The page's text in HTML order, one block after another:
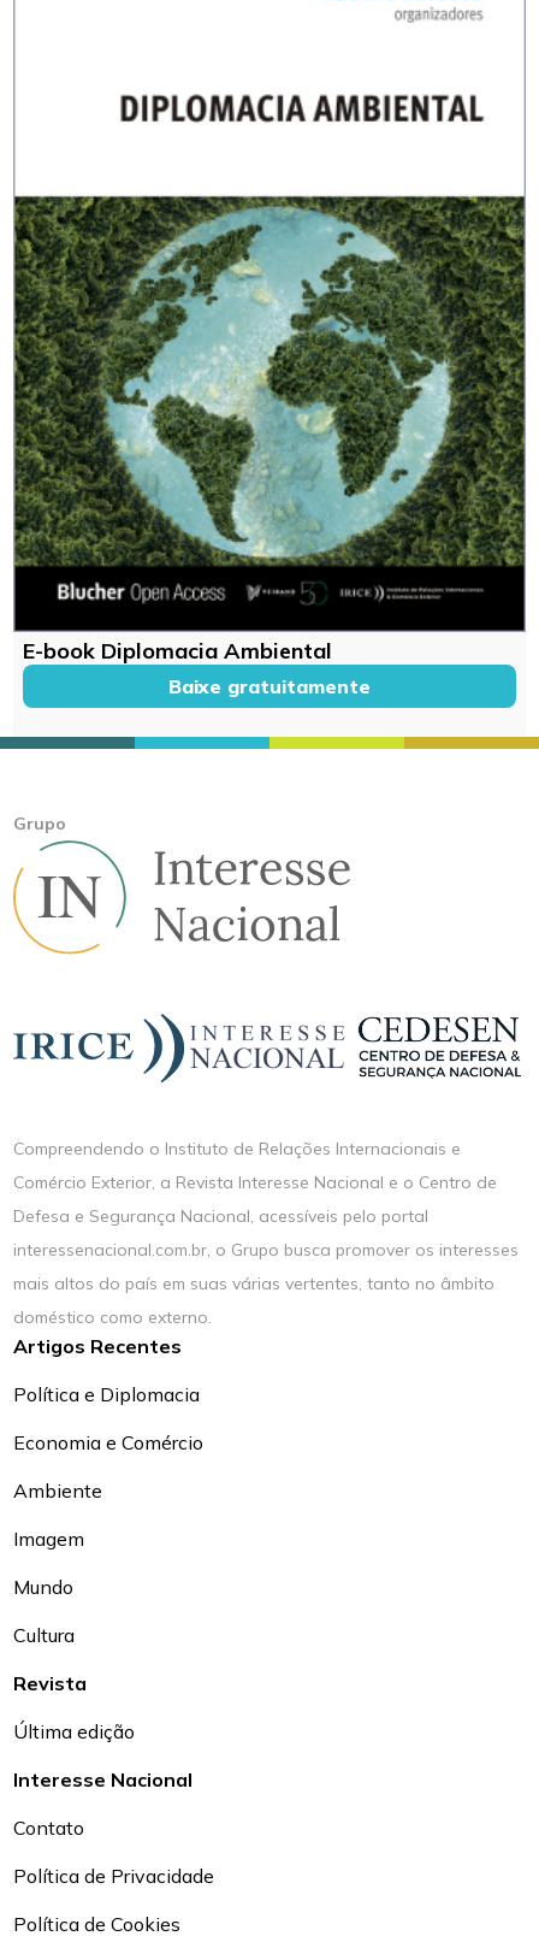
E-book Diplomacia Ambiental
Baixe gratuitamente
Grupo
Compreendendo o Instituto de Relações Internacionais e
Comércio Exterior, a Revista Interesse Nacional e o Centro de
Defesa e Segurança Nacional, acessíveis pelo portal
interessenacional.com.br, o Grupo busca promover os interesses
mais altos do país em suas várias vertentes, tanto no âmbito
doméstico como externo.
Artigos Recentes
Política e Diplomacia
Economia e Comércio
Ambiente
Imagem
Mundo
Cultura
Revista
Última edição
Interesse Nacional
Contato
Política de Privacidade
Política de Cookies